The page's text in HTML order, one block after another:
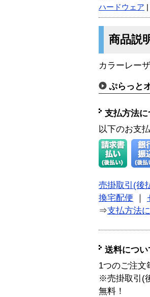
ハードウェア
商品説
カラーレー
ぷらっと
支払方法に
以下のお支
売掛取引(後
換宅配便
⇒支払方法
送料につい
1つのご注文
※売掛取引(
無料！